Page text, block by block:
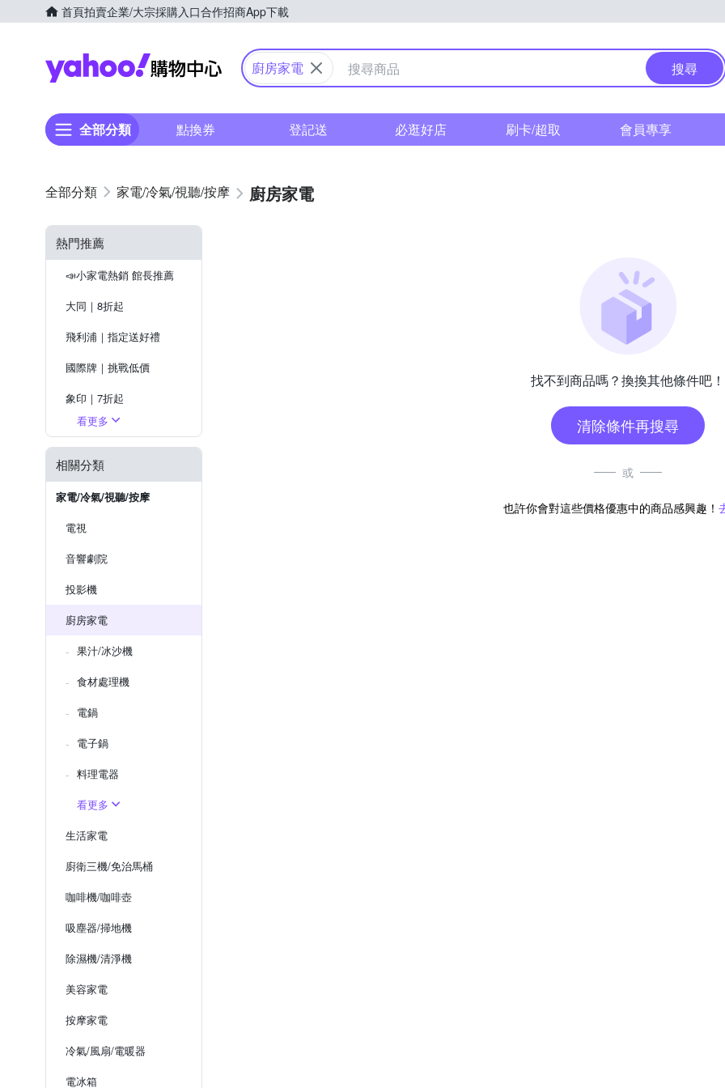
首頁拍賣企業/大宗採購入口合作招商App下載
Yahoo購物中心
廚房家電 搜尋
全部分類 點換券 登記送 必逛好店 刷卡/超取 會員專享
家電/冷氣/視聽/按摩 廚房家電
熱門推薦
📣小家電熱銷 館長推薦
大同｜8折起
飛利浦｜指定送好禮
國際牌｜挑戰低價
象印｜7折起
虎牌｜85折起
夏普｜送7%OPENPOINT
看更多
相關分類
家電/冷氣/視聽/按摩
電視
音響劇院
投影機
廚房家電
果汁/冰沙機
食材處理機
電鍋
電子鍋
料理電器
看更多
生活家電
廚衛三機/免治馬桶
咖啡機/咖啡壺
吸塵器/掃地機
除濕機/清淨機
美容家電
按摩家電
冷氣/風扇/電暖器
電冰箱
找不到商品嗎？換換其他條件吧！
清除條件再搜尋
或
也許你會對這些價格優惠中的商品感興趣！